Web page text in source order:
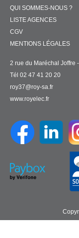
QUI SOMMES-NOUS ?
LISTE AGENCES
CGV
MENTIONS LÉGALES
2 rue du Maréchal Joffre
Tél 02 47 41 20 20
roy37@roy-sa.fr
www.royelec.fr